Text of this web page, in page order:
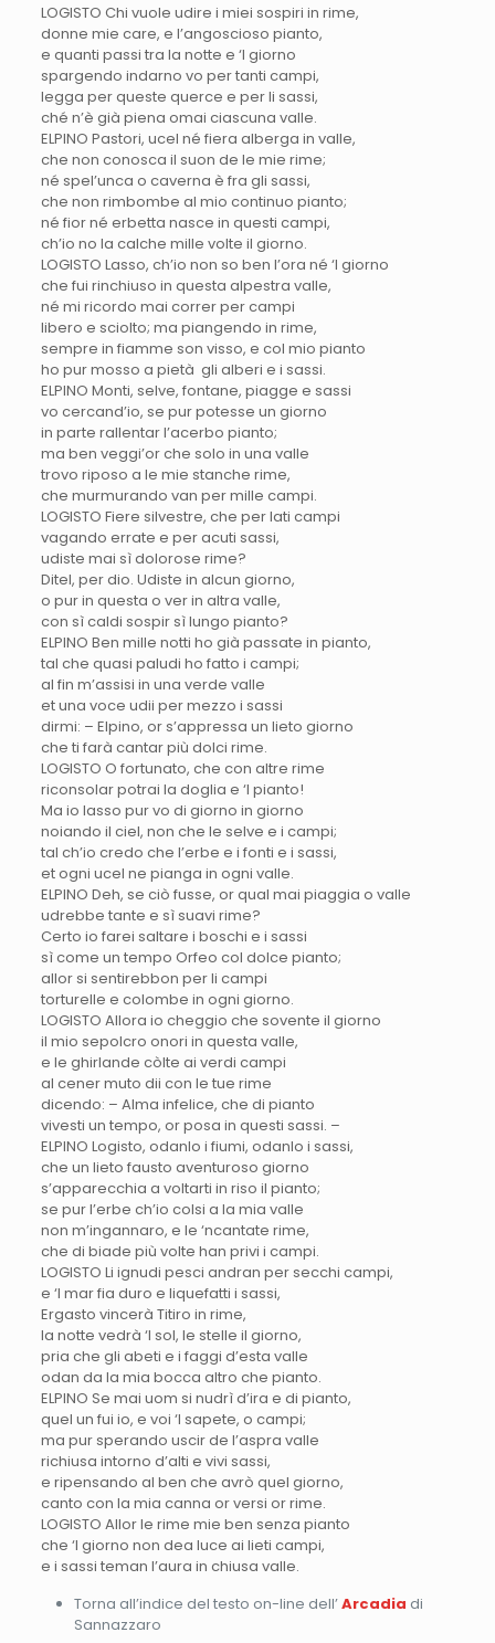
LOGISTO Chi vuole udire i miei sospiri in rime,
donne mie care, e l’angoscioso pianto,
e quanti passi tra la notte e ‘l giorno
spargendo indarno vo per tanti campi,
legga per queste querce e per li sassi,
ché n’è già piena omai ciascuna valle.
ELPINO Pastori, ucel né fiera alberga in valle,
che non conosca il suon de le mie rime;
né spel’unca o caverna è fra gli sassi,
che non rimbombe al mio continuo pianto;
né fior né erbetta nasce in questi campi,
ch’io no la calche mille volte il giorno.
LOGISTO Lasso, ch’io non so ben l’ora né ‘l giorno
che fui rinchiuso in questa alpestra valle,
né mi ricordo mai correr per campi
libero e sciolto; ma piangendo in rime,
sempre in fiamme son visso, e col mio pianto
ho pur mosso a pietà gli alberi e i sassi.
ELPINO Monti, selve, fontane, piagge e sassi
vo cercand’io, se pur potesse un giorno
in parte rallentar l’acerbo pianto;
ma ben veggi’or che solo in una valle
trovo riposo a le mie stanche rime,
che murmurando van per mille campi.
LOGISTO Fiere silvestre, che per lati campi
vagando errate e per acuti sassi,
udiste mai sì dolorose rime?
Ditel, per dio. Udiste in alcun giorno,
o pur in questa o ver in altra valle,
con sì caldi sospir sì lungo pianto?
ELPINO Ben mille notti ho già passate in pianto,
tal che quasi paludi ho fatto i campi;
al fin m’assisi in una verde valle
et una voce udii per mezzo i sassi
dirmi: – Elpino, or s’appressa un lieto giorno
che ti farà cantar più dolci rime.
LOGISTO O fortunato, che con altre rime
riconsolar potrai la doglia e ‘l pianto!
Ma io lasso pur vo di giorno in giorno
noiando il ciel, non che le selve e i campi;
tal ch’io credo che l’erbe e i fonti e i sassi,
et ogni ucel ne pianga in ogni valle.
ELPINO Deh, se ciò fusse, or qual mai piaggia o valle
udrebbe tante e sì suavi rime?
Certo io farei saltare i boschi e i sassi
sì come un tempo Orfeo col dolce pianto;
allor si sentirebbon per li campi
torturelle e colombe in ogni giorno.
LOGISTO Allora io cheggio che sovente il giorno
il mio sepolcro onori in questa valle,
e le ghirlande còlte ai verdi campi
al cener muto dii con le tue rime
dicendo: – Alma infelice, che di pianto
vivesti un tempo, or posa in questi sassi. –
ELPINO Logisto, odanlo i fiumi, odanlo i sassi,
che un lieto fausto aventuroso giorno
s’apparecchia a voltarti in riso il pianto;
se pur l’erbe ch’io colsi a la mia valle
non m’ingannaro, e le ‘ncantate rime,
che di biade più volte han privi i campi.
LOGISTO Li ignudi pesci andran per secchi campi,
e ‘l mar fia duro e liquefatti i sassi,
Ergasto vincerà Titiro in rime,
la notte vedrà ‘l sol, le stelle il giorno,
pria che gli abeti e i faggi d’esta valle
odan da la mia bocca altro che pianto.
ELPINO Se mai uom si nudrì d’ira e di pianto,
quel un fui io, e voi ‘l sapete, o campi;
ma pur sperando uscir de l’aspra valle
richiusa intorno d’alti e vivi sassi,
e ripensando al ben che avrò quel giorno,
canto con la mia canna or versi or rime.
LOGISTO Allor le rime mie ben senza pianto
che ‘l giorno non dea luce ai lieti campi,
e i sassi teman l’aura in chiusa valle.
Torna all’indice del testo on-line dell’Arcadia di
Sannazzaro